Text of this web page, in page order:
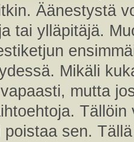
Äänestystä
tai ylläpitäjä.
Mikäli
mutta
poistaa sen.